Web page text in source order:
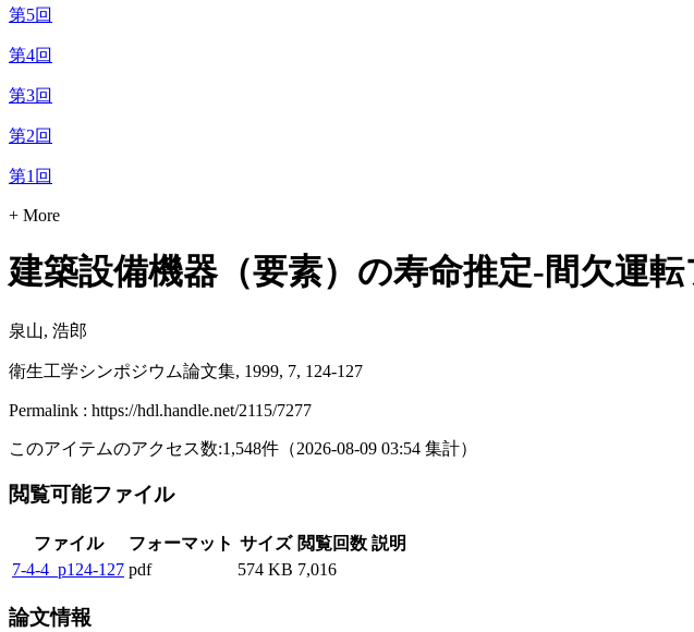
第5回
第4回
第3回
第2回
第1回
+ More
建築設備機器（要素）の寿命推定-間欠運
泉山, 浩郎
衛生工学シンポジウム論文集, 1999, 7, 124-127
Permalink : https://hdl.handle.net/2115/7277
このアイテムのアクセス数:1,548件 （2026-08-09 03:54 集計）
閲覧可能ファイル
ファイル フォーマット サイズ 閲覧回数 説明
7-4-4_p124-127 pdf 574 KB 7,016
論文情報